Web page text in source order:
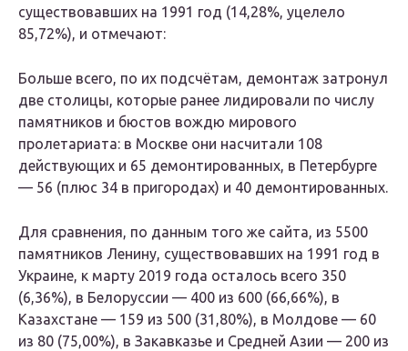
существовавших на 1991 год (14,28%, уцелело
85,72%), и отмечают:
Больше всего, по их подсчётам, демонтаж затронул
две столицы, которые ранее лидировали по числу
памятников и бюстов вождю мирового
пролетариата: в Москве они насчитали 108
действующих и 65 демонтированных, в Петербурге
— 56 (плюс 34 в пригородах) и 40 демонтированных.
Для сравнения, по данным того же сайта, из 5500
памятников Ленину, существовавших на 1991 год в
Украине, к марту 2019 года осталось всего 350
(6,36%), в Белоруссии — 400 из 600 (66,66%), в
Казахстане — 159 из 500 (31,80%), в Молдове — 60
из 80 (75,00%), в Закавказье и Средней Азии — 200 из